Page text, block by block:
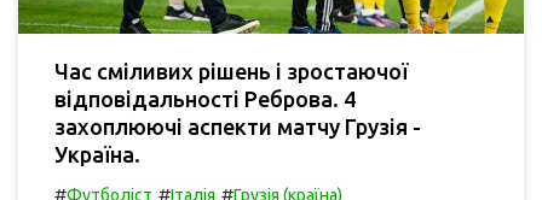
Час сміливих рішень і зростаючої
відповідальності Реброва. 4
захоплюючі аспекти матчу Грузія -
Україна.
#Футболіст #Італія #Грузія (країна)